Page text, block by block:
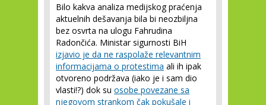
Bilo kakva analiza medijskog praćenja
aktuelnih dešavanja bila bi neozbiljna
bez osvrta na ulogu Fahrudina
Radončića. Ministar sigurnosti BiH
izjavio je da ne raspolaže relevantnim
informacijama o protestima ali ih ipak
otvoreno podržava (iako je i sam dio
vlasti!?) dok su osobe povezane sa
njegovom strankom čak pokušale i